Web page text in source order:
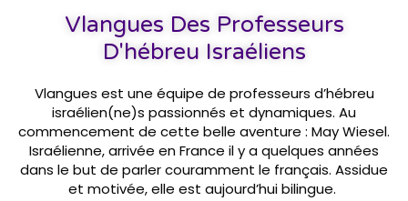
Vlangues Des Professeurs
D'hébreu Israéliens
Vlangues est une équipe de professeurs d’hébreu
israélien(ne)s passionnés et dynamiques. Au
commencement de cette belle aventure : May Wiesel.
Israélienne, arrivée en France il y a quelques années
dans le but de parler couramment le français. Assidue
et motivée, elle est aujourd’hui bilingue.